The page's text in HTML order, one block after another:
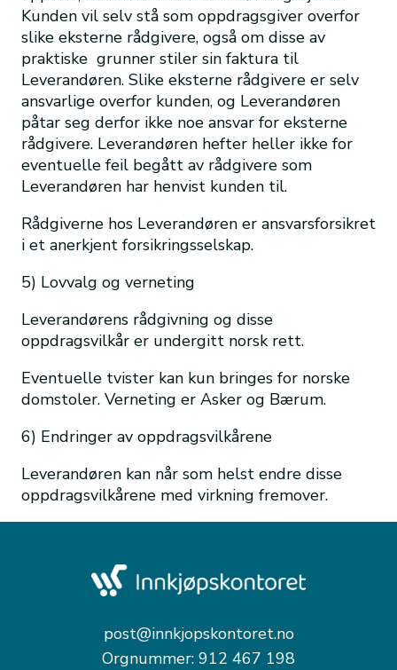
Kunden vil selv stå som oppdragsgiver overfor
slike eksterne rådgivere, også om disse av
praktiske grunner stiler sin faktura til
Leverandøren. Slike eksterne rådgivere er selv
ansvarlige overfor kunden, og Leverandøren
påtar seg derfor ikke noe ansvar for eksterne
rådgivere. Leverandøren hefter heller ikke for
eventuelle feil begått av rådgivere som
Leverandøren har henvist kunden til.
Rådgiverne hos Leverandøren er ansvarsforsikret
i et anerkjent forsikringsselskap.
5) Lovvalg og verneting
Leverandørens rådgivning og disse
oppdragsvilkår er undergitt norsk rett.
Eventuelle tvister kan kun bringes for norske
domstoler. Verneting er Asker og Bærum.
6) Endringer av oppdragsvilkårene
Leverandøren kan når som helst endre disse
oppdragsvilkårene med virkning fremover.
post@innkjopskontoret.no
Orgnummer: 912 467 198